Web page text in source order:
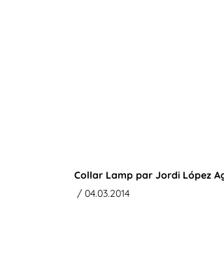
Collar Lamp par Jordi López
/ 04.03.2014